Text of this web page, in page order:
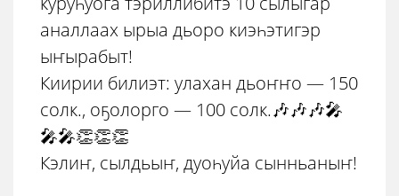
аналлаах ырыа дьоро киэһэтигэр
ыҥырабыт!
Киирии билиэт: улахан дьоҥҥо — 150
солк., оҕолорго — 100 солк.🎶🎶🎶🎤
🎤🎤👏👏👏
Кэлиҥ, сылдьыҥ, дуоһуйа сынньаныҥ!